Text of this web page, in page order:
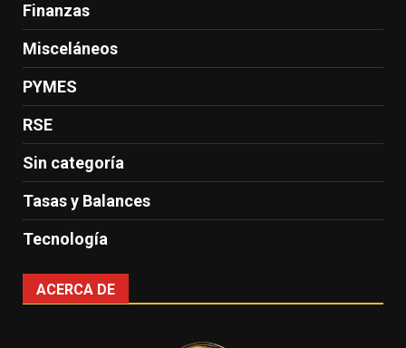
Finanzas
Misceláneos
PYMES
RSE
Sin categoría
Tasas y Balances
Tecnología
ACERCA DE